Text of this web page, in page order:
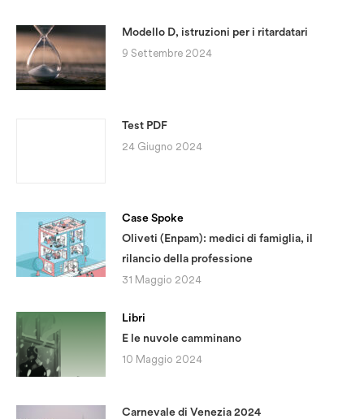
Modello D, istruzioni per i ritardatari
9 Settembre 2024
Test PDF
24 Giugno 2024
Case Spoke
Oliveti (Enpam): medici di famiglia, il
rilancio della professione
31 Maggio 2024
Libri
E le nuvole camminano
10 Maggio 2024
Carnevale di Venezia 2024